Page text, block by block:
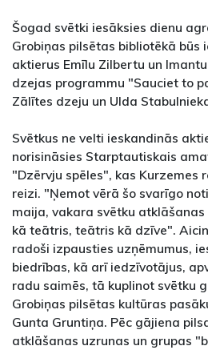
Šogad svētki iesāksies dienu
Grobiņas pilsētas bibliotēkā būs
aktierus Emīlu Zilbertu un
dzejas programmu "Sauciet to
Zālītes dzeju un Ulda
Svētkus ne velti ieskandinās
norisināsies Starptautiskais
"Dzērvju spēles", kas Kurzemes
reizi. "Ņemot vērā šo svarīgo
maija, vakara svētku
kā teātris, teātris kā dzīve".
radoši izpausties uzņēmumus,
biedrības, kā arī iedzīvotājus,
radu saimēs, tā kuplinot svētku
Grobiņas pilsētas kultūras
Gunta Gruntiņa. Pēc gājiena
atklāšanas uzrunas un grupas